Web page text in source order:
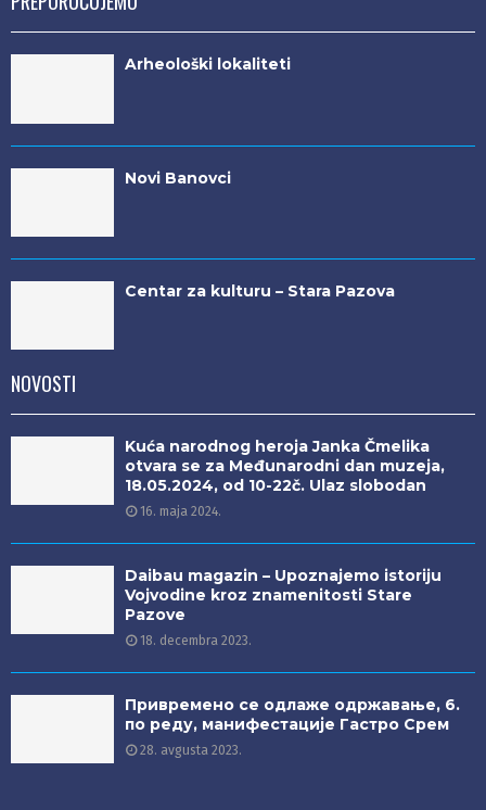
Arheološki lokaliteti
Novi Banovci
Centar za kulturu – Stara Pazova
NOVOSTI
Kuća narodnog heroja Janka Čmelika
otvara se za Međunarodni dan muzeja,
18.05.2024, od 10-22č. Ulaz slobodan
16. maja 2024.
Daibau magazin – Upoznajemo istoriju
Vojvodine kroz znamenitosti Stare
Pazove
18. decembra 2023.
Привремено се одлаже одржавање, 6.
по реду, манифестације Гастро Срем
28. avgusta 2023.